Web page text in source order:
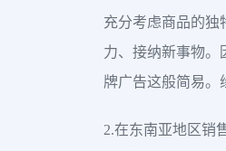
充分考虑商品的独
力、接纳新事物
牌广告这般简易。
2.在东南亚地区销